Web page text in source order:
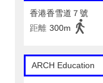
香港香雪道７號
距離 300m
ARCH Education